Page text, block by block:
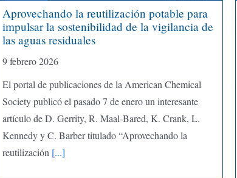
Aprovechando la reutilización potable para
impulsar la sostenibilidad de la vigilancia de
las aguas residuales
9 febrero 2026
El portal de publicaciones de la American Chemical
Society publicó el pasado 7 de enero un interesante
artículo de D. Gerrity, R. Maal-Bared, K. Crank, L.
Kennedy y C. Barber titulado “Aprovechando la
reutilización [...]